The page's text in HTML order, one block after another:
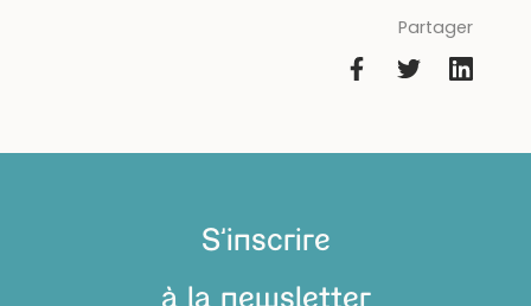
Partager
S'inscrire
à la newsletter